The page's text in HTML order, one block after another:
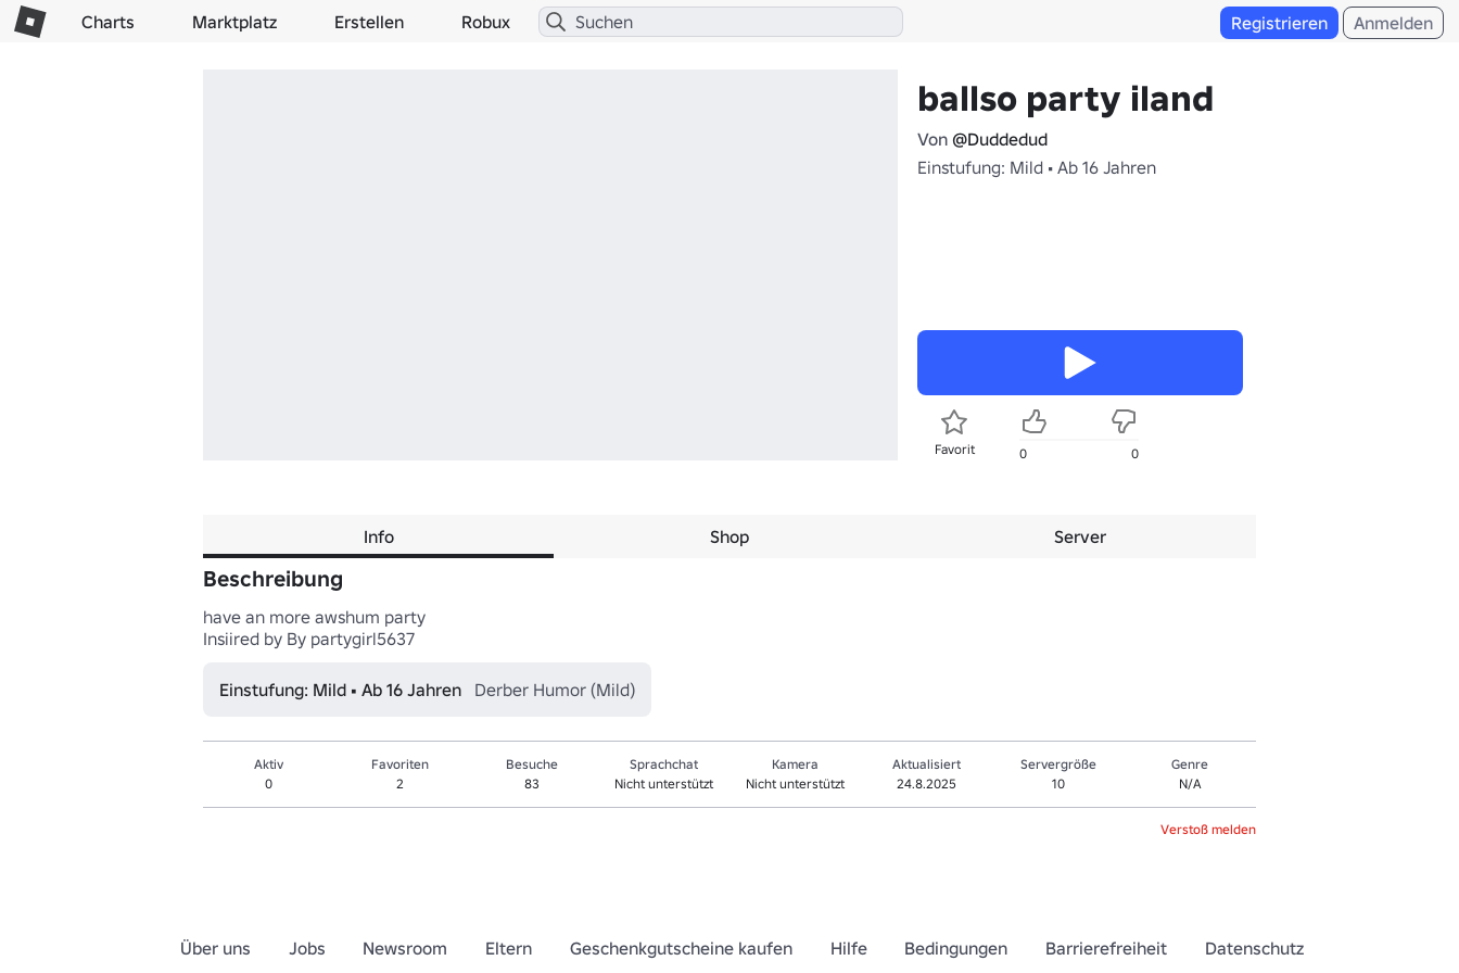
Charts Marktplatz Erstellen Robux Registrieren Anmelden
ballso party iland
Von @Duddedud
Einstufung: Mild • Ab 16 Jahren
Favorit 0 0
Info Shop Server
Beschreibung
have an more awshum party
Einstufung: Mild • Ab 16 Jahren Derber Humor (Mild)
Aktiv
0
Favoriten
2
Besuche
83
Sprachchat
Nicht unterstützt
Kamera
Nicht unterstützt
Aktualisiert
24.8.2025
Servergröße
10
Genre
N/A
Verstoß melden
Über uns Jobs Newsroom Eltern Geschenkgutscheine kaufen Hilfe Bedingungen Barrierefreiheit Datenschutz